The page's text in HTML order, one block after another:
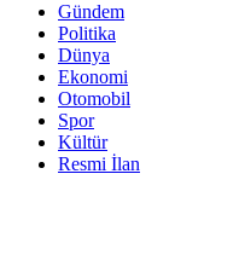
Gündem
Politika
Dünya
Ekonomi
Otomobil
Spor
Kültür
Resmi İlan